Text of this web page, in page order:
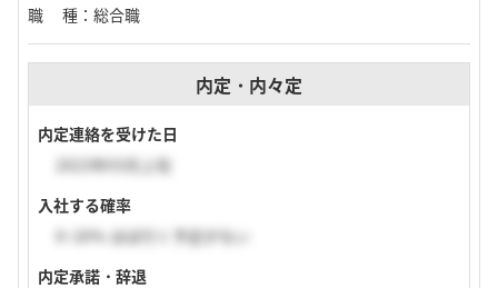
職種 ： 総合職
内定・内々定
内定連絡を受けた日
2023年03月上旬
入社する確率
0~20% ほぼ行く予定がない
内定承諾・辞退